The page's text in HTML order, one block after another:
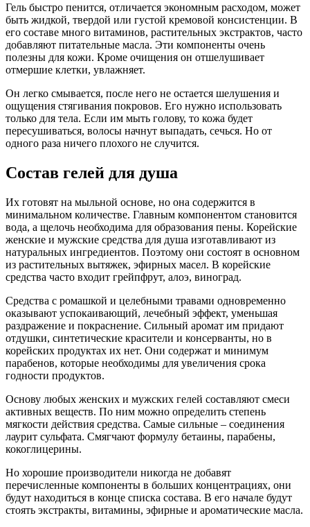
Гель быстро пенится, отличается экономным расходом, может
быть жидкой, твердой или густой кремовой консистенции. В
его составе много витаминов, растительных экстрактов, часто
добавляют питательные масла. Эти компоненты очень
полезны для кожи. Кроме очищения он отшелушивает
отмершие клетки, увлажняет.
Он легко смывается, после него не остается шелушения и
ощущения стягивания покровов. Его нужно использовать
только для тела. Если им мыть голову, то кожа будет
пересушиваться, волосы начнут выпадать, сечься. Но от
одного раза ничего плохого не случится.
Состав гелей для душа
Их готовят на мыльной основе, но она содержится в
минимальном количестве. Главным компонентом становится
вода, а щелочь необходима для образования пены. Корейские
женские и мужские средства для душа изготавливают из
натуральных ингредиентов. Поэтому они состоят в основном
из растительных вытяжек, эфирных масел. В корейские
средства часто входит грейпфрут, алоэ, виноград.
Средства с ромашкой и целебными травами одновременно
оказывают успокаивающий, лечебный эффект, уменьшая
раздражение и покраснение. Сильный аромат им придают
отдушки, синтетические красители и консерванты, но в
корейских продуктах их нет. Они содержат и минимум
парабенов, которые необходимы для увеличения срока
годности продуктов.
Основу любых женских и мужских гелей составляют смеси
активных веществ. По ним можно определить степень
мягкости действия средства. Самые сильные – соединения
лаурит сульфата. Смягчают формулу бетаины, парабены,
кокоглицерины.
Но хорошие производители никогда не добавят
перечисленные компоненты в больших концентрациях, они
будут находиться в конце списка состава. В его начале будут
стоять экстракты, витамины, эфирные и ароматические масла.